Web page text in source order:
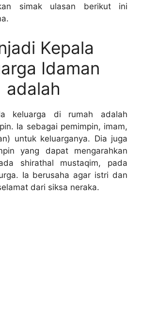
simak ulasan berikut ini
Kepala
Idaman
adalah
keluarga di rumah adalah
Ia sebagai pemimpin, imam,
untuk keluarganya. Dia juga
yang dapat mengarahkan
shirathal mustaqim, pada
Ia berusaha agar istri dan
dari siksa neraka.